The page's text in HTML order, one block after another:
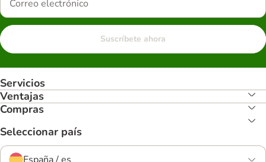
Suscríbete ahora
Servicios
Ventajas
Compras
Seleccionar país